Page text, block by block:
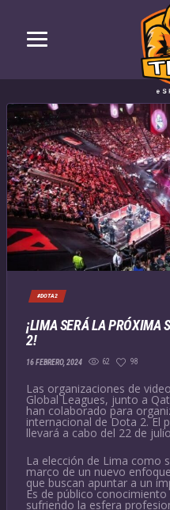
#DOTA2
¡LIMA SERÁ LA PRÓXIMA
2!
16 FEBRERO, 2024 62 98
Las organizaciones de
Global Leagues, junto a
han colaborado para
internacional de Dota 2. El
llevará a cabo del 22 de
La elección de Lima como
marco de un nuevo
que buscan apuntar a un
Es de público
sufriendo la esfera